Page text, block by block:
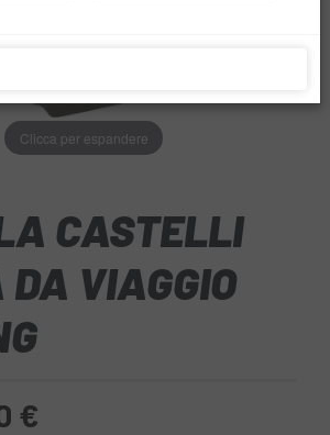
Clicca per espandere
CASTELLI
DA VIAGGIO
€